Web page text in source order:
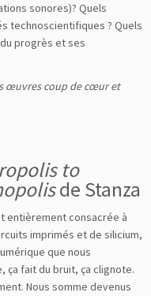
sonores)? Quels
technoscientifiques ? Quels
progrès et ses
œuvres coup de cœur et
to
de Stanza
entièrement consacrée à
imprimés et de silicium,
que nous
ça fait du bruit, ça clignote.
Nous somme devenus